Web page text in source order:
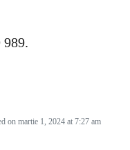
on martie 1, 2024 at 7:27 am